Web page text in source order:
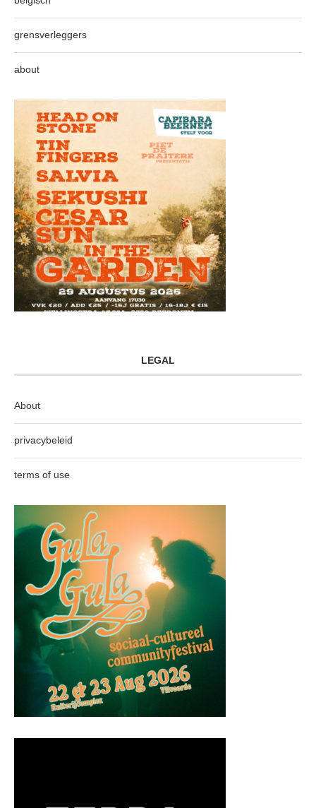
grensverleggers
about
LEGAL
About
privacybeleid
terms of use